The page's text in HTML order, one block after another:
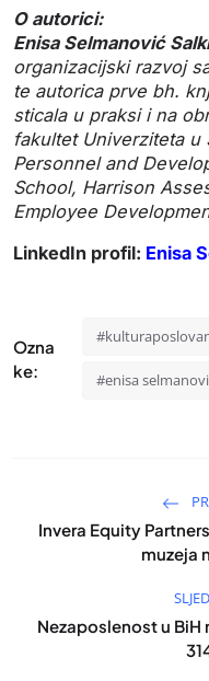
O autorici:
Enisa Selmanović
organizacijski razvoj
te autorica prve bh.
sticala u praksi i na
fakultet Univerziteta u
Personnel and
School, Harrison
Employee
LinkedIn profil: Enisa
Ozna
ke:
#enisa
Invera Equity
muzeja
Nezaposlenost u